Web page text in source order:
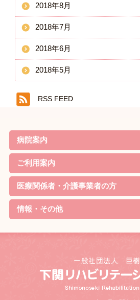
2018年8月
2018年7月
2018年6月
2018年5月
RSS FEED
病院案内
院長ごあいさつ
基本理念・基本方針
患者様の権利と責務・子ども憲章
病院機能評価の認定
概要・沿革
当院の特徴
診療案内
病院実績
職員体制・部門紹介
対象疾患
ご利用案内
リハビリのご案内
外来について
家族教室
定期便
入院について
お見舞いの方
院内無料Wi-Fi利用規約
医療関係者・介護事業者の方
資格取得
リハビリ最新機器
学会発表
情報・その他
待機状況
新着情報
採用情報
交通アクセス
リンク
サイトマップ
個人情報の取り扱いについて
お問合せ・ご相談
病院ソーシャルメディア運用規程
お知らせ
研究情報の公開について